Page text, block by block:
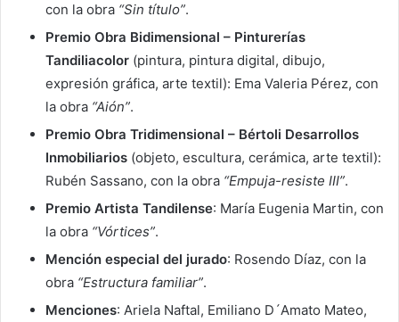
con la obra “Sin título”.
Premio Obra Bidimensional – Pinturerías
Tandiliacolor (pintura, pintura digital, dibujo,
expresión gráfica, arte textil): Ema Valeria Pérez, con
la obra “Aión”.
Premio Obra Tridimensional – Bértoli Desarrollos
Inmobiliarios (objeto, escultura, cerámica, arte textil):
Rubén Sassano, con la obra “Empuja-resiste III”.
Premio Artista Tandilense: María Eugenia Martin, con
la obra “Vórtices”.
Mención especial del jurado: Rosendo Díaz, con la
obra “Estructura familiar”.
Menciones: Ariela Naftal, Emiliano D´Amato Mateo,